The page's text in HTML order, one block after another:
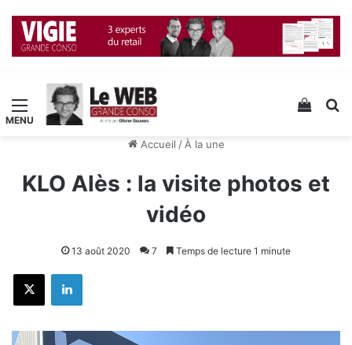
Menu Voir
Accueil / À la une
KLO Alès : la visite photos et
vidéo
13 août 2020 7 Temps de lecture 1 minute
X Linkedin